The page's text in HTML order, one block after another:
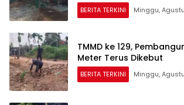
BERITA TERKINI Minggu,
TMMD ke 129,
Meter Terus Dikebut
BERITA TERKINI Minggu,